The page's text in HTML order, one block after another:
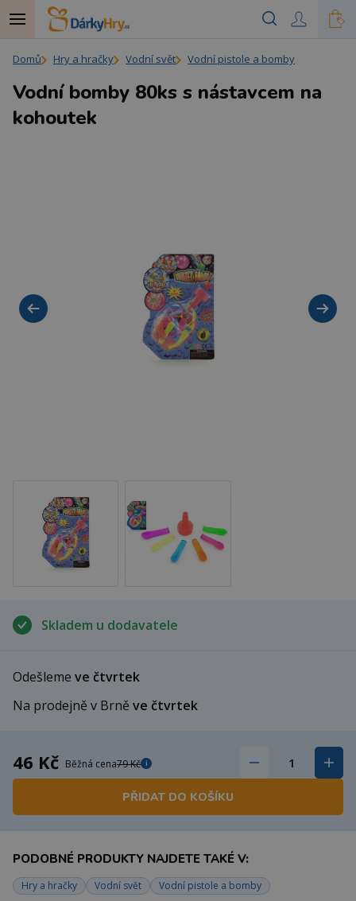
Domů Hry a hračky Vodní svět Vodní pistole a bomby
Skladem u dodavatele
Odešleme ve čtvrtek
Na prodejně v Brně ve čtvrtek
46 Kč Běžná cena79 Kč i
PŘIDAT DO KOŠÍKU
PODOBNÉ PRODUKTY NAJDETE TAKÉ V:
Hry a hračky Vodní svět Vodní pistole a bomby
Vodní bomby 80ks s nástavcem na
kohoutek